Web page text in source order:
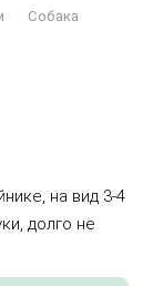
Собака
на вид 3-4
долго не